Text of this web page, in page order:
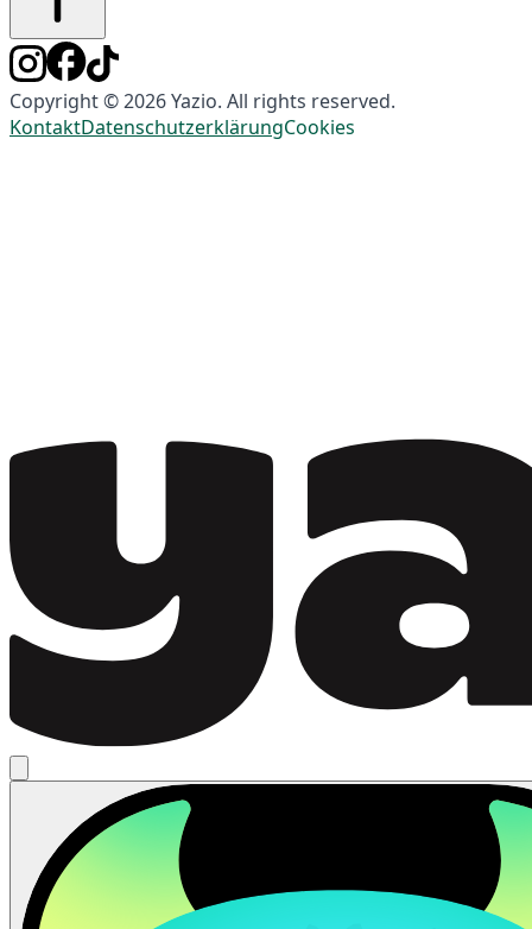
Copyright © 2026 Yazio. All rights reserved.
KontaktDatenschutzerklärungCookies